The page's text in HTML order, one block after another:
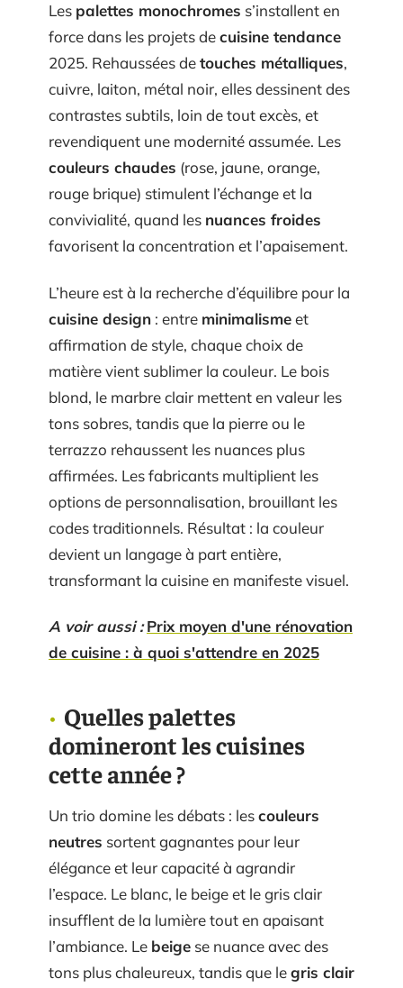
Les palettes monochromes s’installent en
force dans les projets decuisine tendance
2025. Rehaussées detouches métalliques,
cuivre, laiton, métal noir, elles dessinent des
contrastes subtils, loin de tout excès, et
revendiquent une modernité assumée. Les
couleurs chaudes (rose, jaune, orange,
rouge brique) stimulent l’échange et la
convivialité, quand les nuances froides
favorisent la concentration et l’apaisement.
L’heure est à la recherche d’équilibre pour la
cuisine design : entre minimalismeet
affirmation de style, chaque choix de
matière vient sublimer la couleur. Le bois
blond, le marbre clair mettent en valeur les
tons sobres, tandis que la pierre ou le
terrazzo rehaussent les nuances plus
affirmées. Les fabricants multiplient les
options de personnalisation, brouillant les
codes traditionnels. Résultat : la couleur
devient un langage à part entière,
transformant la cuisine en manifeste visuel.
A voir aussi : Prix moyen d'une rénovation
de cuisine : à quoi s'attendre en 2025
Quelles palettes
domineront les cuisines
cette année ?
Un trio domine les débats : lescouleurs
neutres sortent gagnantes pour leur
élégance et leur capacité à agrandir
l’espace. Le blanc, le beige et le gris clair
insufflent de la lumière tout en apaisant
l’ambiance. Le beige se nuance avec des
tons plus chaleureux, tandis que legris clair